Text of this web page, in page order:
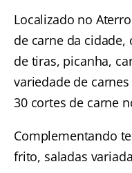
Localizado no
de carne da
de tiras, picanha,
variedade de
30 cortes de carne
Complementando
frito, saladas